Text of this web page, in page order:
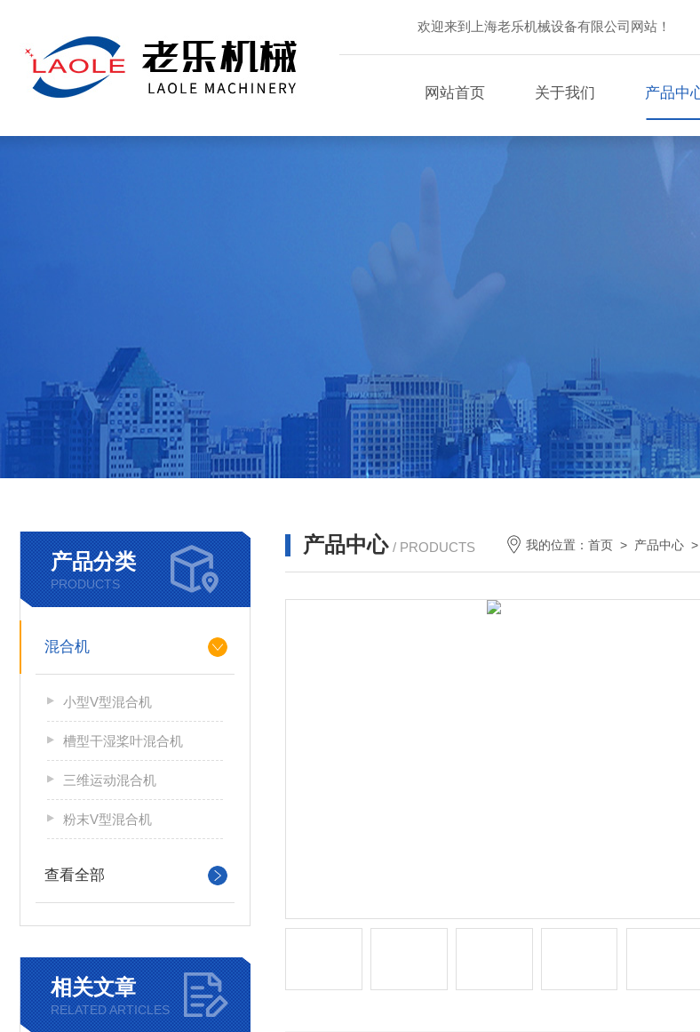
欢迎来到上海老乐机械设备有限公司网站！
网站首页 关于我们 产品中
产品分类
PRODUCTS
混合机
小型V型混合机
槽型干湿桨叶混合机
三维运动混合机
粉末V型混合机
查看全部
相关文章
RELATED ARTICLES
产品中心 / PRODUCTS 我的位置：首页 > 产品中心